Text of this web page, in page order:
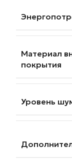
Материал
покрытия
Уровень